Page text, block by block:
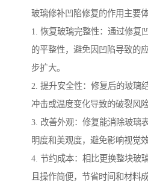
玻璃修补凹陷修复的作用主要
1. 恢复玻璃完整性：通过修复
的平整性，避免因凹陷导致的
步扩大。
2. 提升安全性：修复后的玻璃
冲击或温度变化导致的破裂风
3. 改善外观：修复能消除玻璃
明度和美观度，避免影响视觉效
4. 节约成本：相比更换整块玻
且操作简便，节省时间和材料成